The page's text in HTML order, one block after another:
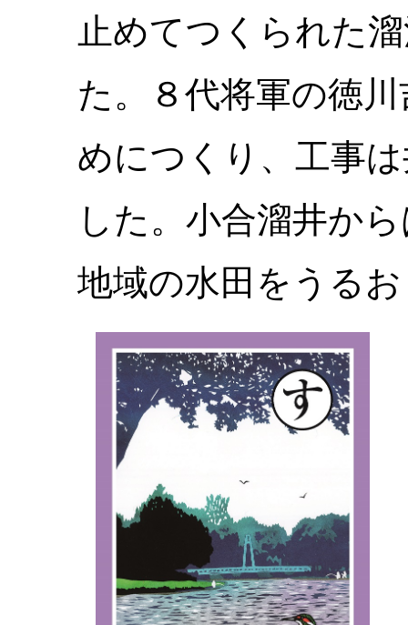
止めてつくられた
た。８代将軍の徳
めにつくり、工事
した。小合溜井か
地域の水田をうる